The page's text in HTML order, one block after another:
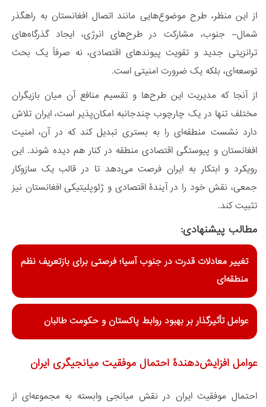
از این منظر، طرح موضوع‌هایی مانند اتصال افغانستان به راهگذر
شمال– جنوب، مشارکت در طرح‌های انرژی، ایجاد گذرگاه‌های
ترانزیتی جدید و تقویت پیوندهای اقتصادی، نه صرفاً یک بحث
توسعه‌ای، بلکه یک ضرورت امنیتی است.
از آنجا که مدیریت این طرح‌ها و تقسیم منافع آن میان بازیگران
مختلف تنها در یک چارچوب چندجانبه امکان‌پذیر است، ایران تلاش
دارد نشست منطقه‌ای را به بستری تبدیل کند که در آن، امنیت
افغانستان و پیوستگی اقتصادی منطقه در کنار هم دیده شوند. این
رویکرد و ابتکار به ایران فرصت می‌دهد تا در قالب یک سازوکار
جمعی، نقش خود را در آیندۀ اقتصادی و ژئوپلیتیکی افغانستان نیز
تثبیت کند.
مطالب پیشنهادی:
تغییر معادلات قدرت در جنوب آسیا؛ فرصتی برای بازتعریف نظم
منطقه‌ای
عوامل تأثیرگذار بر بهبود روابط پاکستان و حکومت طالبان
عوامل افزایش‌دهندۀ احتمال موفقیت میانجیگری ایران
احتمال موفقیت ایران در نقش میانجی وابسته به مجموعه‌ای از